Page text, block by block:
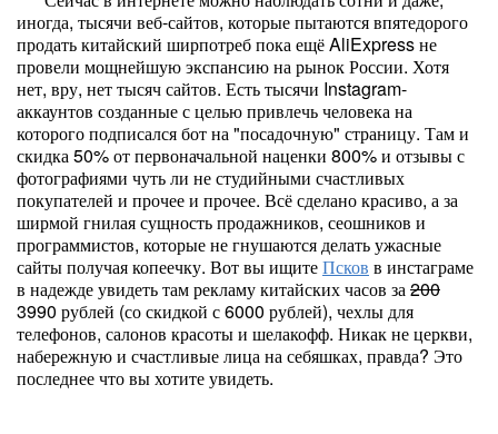
иногда, тысячи веб-сайтов, которые пытаются впятедорого
продать китайский ширпотреб пока ещё AliExpress не
провели мощнейшую экспансию на рынок России. Хотя
нет, вру, нет тысяч сайтов. Есть тысячи Instagram-
аккаунтов созданные с целью привлечь человека на
которого подписался бот на "посадочную" страницу. Там и
скидка 50% от первоначальной наценки 800% и отзывы с
фотографиями чуть ли не студийными счастливых
покупателей и прочее и прочее. Всё сделано красиво, а за
ширмой гнилая сущность продажников, сеошников и
программистов, которые не гнушаются делать ужасные
сайты получая копеечку. Вот вы ищитеПсков в инстаграме
в надежде увидеть там рекламу китайских часов за200
3990 рублей (со скидкой с 6000 рублей), чехлы для
телефонов, салонов красоты и шелакофф. Никак не церкви,
набережную и счастливые лица на себяшках, правда? Это
последнее что вы хотите увидеть.